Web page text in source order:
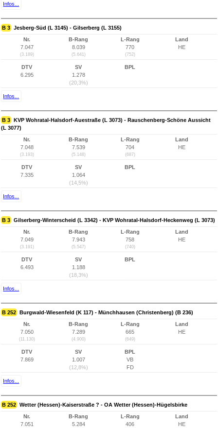
Infos...
B 3 Jesberg-Süd (L 3145) - Gilserberg (L 3155)
Nr.
7.047
(3.189)
B-Rang
8.039
(5.641)
L-Rang
770
(752)
Land
HE
DTV
6.295
SV
1.278
(20,3%)
BPL
Infos...
B 3 KVP Wohratal-Halsdorf-Auestraße (L 3073) - Rauschenberg-Schöne Aussicht
(L 3077)
Nr.
7.048
(3.193)
B-Rang
7.539
(5.148)
L-Rang
704
(687)
Land
HE
DTV
7.335
SV
1.064
(14,5%)
BPL
Infos...
B 3 Gilserberg-Winterscheid (L 3342) - KVP Wohratal-Halsdorf-Heckenweg (L 3073)
Nr.
7.049
(3.191)
B-Rang
7.943
(5.547)
L-Rang
758
(740)
Land
HE
DTV
6.493
SV
1.188
(18,3%)
BPL
Infos...
B 252 Burgwald-Wiesenfeld (K 117) - Münchhausen (Christenberg) (B 236)
Nr.
7.050
(11.130)
B-Rang
7.289
(4.900)
L-Rang
665
(649)
Land
HE
DTV
7.869
SV
1.007
(12,8%)
BPL
VB
FD
Infos...
B 252 Wetter (Hessen)-Kaiserstraße ? - OA Wetter (Hessen)-Hügelsbirke
Nr.
7.051
B-Rang
5.284
L-Rang
406
Land
HE